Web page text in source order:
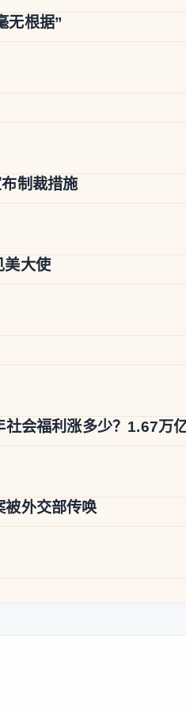
无根据”
制裁措施
美大使
会福利涨多少？1.67万
被外交部传唤